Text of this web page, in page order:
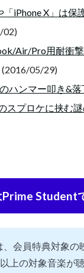
「iPhone X」は
02)
Air/Pro用耐衝
(2016/05/29)
のハンマー叩き&
スプロケに挟む
Student
、会員特典対象の
上の対象音楽が